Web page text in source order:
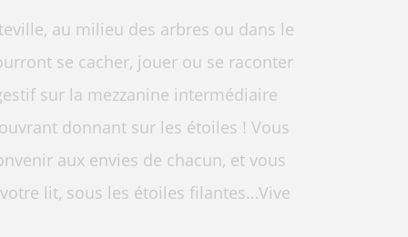
au milieu des arbres ou dans le
se cacher, jouer ou se raconter
sur la mezzanine intermédiaire
donnant sur les étoiles ! Vous
aux envies de chacun, et vous
lit, sous les étoiles filantes…Vive